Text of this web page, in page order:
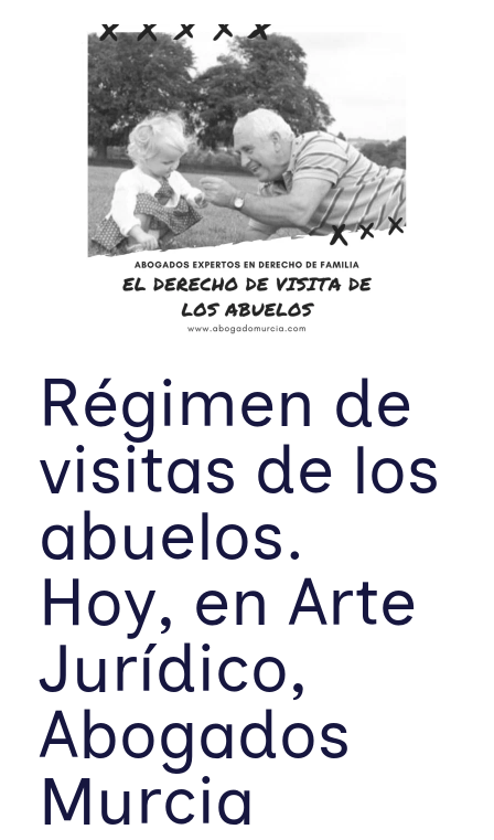
Régimen de
visitas de los
abuelos.
Hoy, en Arte
Jurídico,
Abogados
Murcia